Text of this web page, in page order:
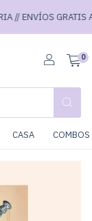
ENVÍOS GRATIS A
0
CASA